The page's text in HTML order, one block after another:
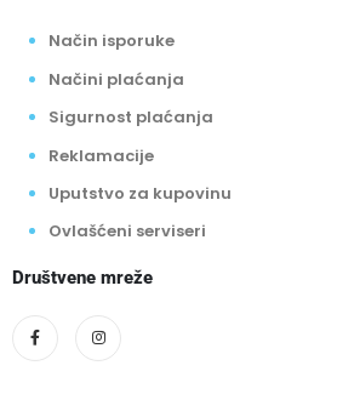
Način isporuke
Načini plaćanja
Sigurnost plaćanja
Reklamacije
Uputstvo za kupovinu
Ovlašćeni serviseri
Društvene mreže